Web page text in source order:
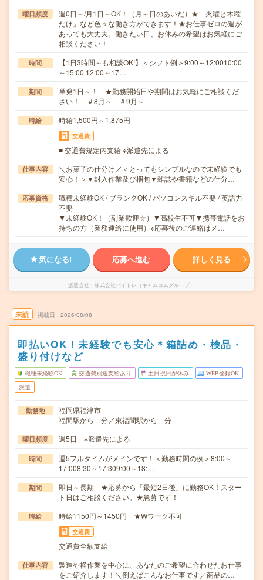
曜日頻度
週0日～/月1日～OK！（月～日のあいだ）★「火曜と木曜
だけ」など色々な働き方ができます！★お仕事ゼロの週が
あっても大丈夫。働きたい日、お休みの希望はお気軽にご
相談ください！
時間
【1日3時間～も相談OK!】＜シフト例＞9:00～12:0010:00
～15:00 12:00～17…
期間
単発1日～！ ★勤務開始日や期間はお気軽にご相談くだ
さい！ ＃8月～ ＃9月～
時給 時給1,500円～1,875円
交通費
■ 交通費規定内支給 ※派遣先による
仕事内容
＼お菓子の仕分け／＜とってもシンプルなので未経験でも
安心！＞▼封入作業及び梱包▼雑誌や書籍などの仕分…
応募資格
職種未経験OK / ブランクOK / パソコンスキル不要 / 英語力
不要
▼未経験OK！（副業歓迎☆）▼高校生不可▼携帯電話をお
持ちの方（業務連絡に使用）※応募後のご連絡はメ…
気になる! 応募へ進む 詳しく見る
派遣会社 株式会社バイトレ（キャムコムグループ）
未読 掲載日 2026/08/08
即払いOK！未経験でも安心＊箱詰め・検品・
盛り付けなど
職種未経験OK 交通費別途支給あり 土日祝日が休み WEB登録OK
派遣
勤務地
福岡県福津市
福間駅から---分／東福間駅から---分
曜日頻度 週5日 ※派遣先による
時間
週5フルタイムがメインです！＜勤務時間の例＞8:00～
17:008:30～17:309:00～18:…
期間
即日～長期 ★応募から「最短2日後」に勤務OK！スター
ト日はご相談ください。★急募です！
時給 時給1150円～1450円 ★Wワーク不可
交通費
交通費全額支給
仕事内容
製造や軽作業を中心に、あなたのご希望に合わせたお仕事
をご紹介します！＼例えばこんなお仕事です／商品の…